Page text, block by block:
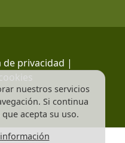
de privacidad |
nuestros servicios
Si continua
acepta su uso.